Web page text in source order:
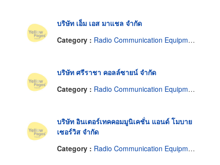
บริษัท เอ็ม เอส มาแชล จำกัด
Category : Radio Communication Equipment & Systems
บริษัท ศรีราชา คอลล์ซายน์ จำกัด
Category : Radio Communication Equipment & Systems
บริษัท อินเตอร์เทคคอมมูนิเคชั่น แอนด์ โมบาย
เซอร์วิส จำกัด
Category : Radio Communication Equipment & Systems